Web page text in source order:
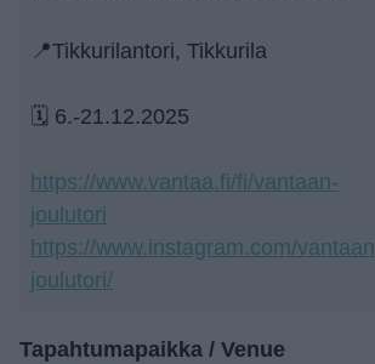
📍Tikkurilantori, Tikkurila
🗓️ 6.-21.12.2025
https://www.vantaa.fi/fi/vantaan-
joulutori
https://www.instagram.com/vantaan
joulutori/
Tapahtumapaikka / Venue